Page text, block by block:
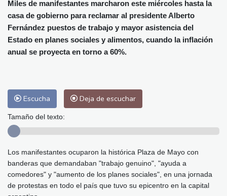
Alicante
29 °C Córdoba
30 °C
Málaga
27 °C Murcia
27 °C
Las Palmas de Gran Canaria
27 °C
Ibiza
29 °C Buenos Aires
10 °C
Panama City
32 °C
Miles de manifestantes marcharon este miércoles hasta la
casa de gobierno para reclamar al presidente Alberto
Fernández puestos de trabajo y mayor asistencia del
Estado en planes sociales y alimentos, cuando la inflación
anual se proyecta en torno a 60%.
Escucha Deja de escuchar
Tamaño del texto:
Los manifestantes ocuparon la histórica Plaza de Mayo con
banderas que demandaban "trabajo genuino", "ayuda a
comedores" y "aumento de los planes sociales", en una jornada
de protestas en todo el país que tuvo su epicentro en la capital